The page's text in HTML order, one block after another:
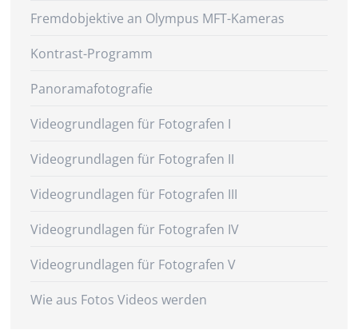
Fremdobjektive an Olympus MFT-Kameras
Kontrast-Programm
Panoramafotografie
Videogrundlagen für Fotografen I
Videogrundlagen für Fotografen II
Videogrundlagen für Fotografen III
Videogrundlagen für Fotografen IV
Videogrundlagen für Fotografen V
Wie aus Fotos Videos werden